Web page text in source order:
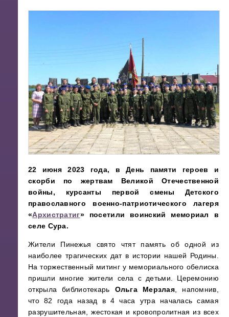
22 июня 2023 года, в День памяти героев и
скорби по жертвам Великой Отечественной
войны, курсанты первой смены Детского
православного военно-патриотического лагеря
«Архистратиг» посетили воинский мемориал в
селе Сура.
Жители Пинежья свято чтят память об одной из
наиболее трагических дат в истории нашей Родины.
На торжественный митинг у мемориального обелиска
пришли многие жители села с детьми. Церемонию
открыла библиотекарь Ольга Мерзлая, напомнив,
что 82 года назад в 4 часа утра началась самая
разрушительная, жестокая и кровопролитная из всех